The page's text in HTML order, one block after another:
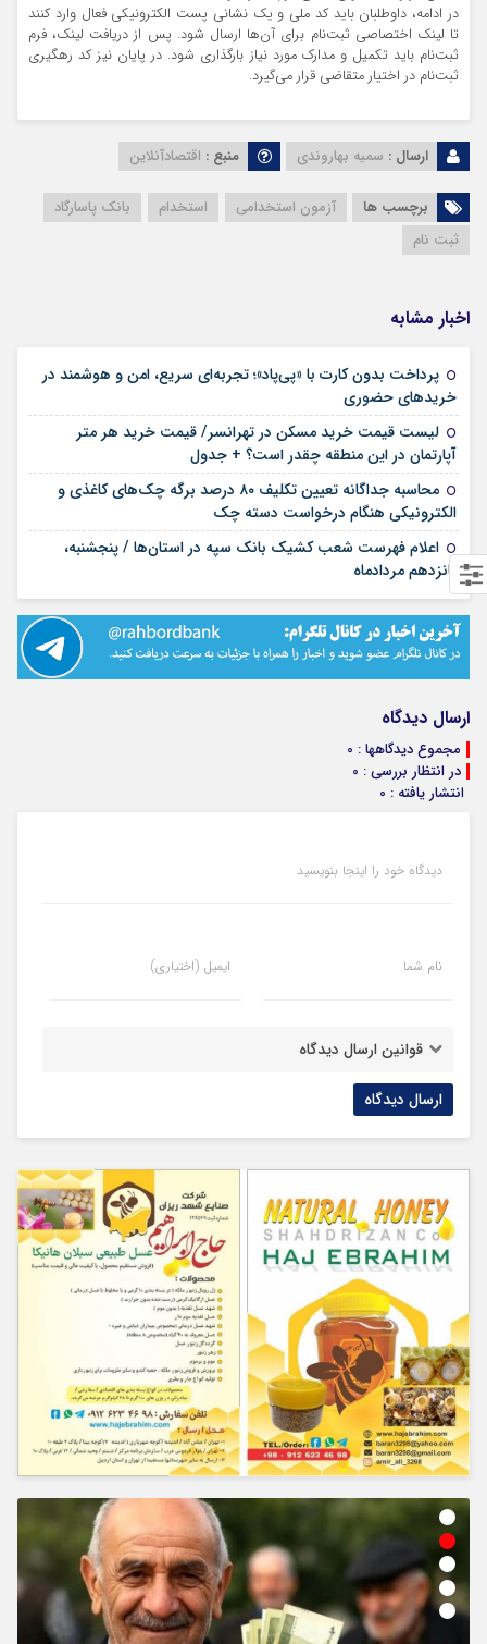
در ادامه، داوطلبان باید کد ملی و یک نشانی پست الکترونیکی فعال وارد کنند
تا لینک اختصاصی ثبت‌نام برای آن‌ها ارسال شود. پس از دریافت لینک، فرم
ثبت‌نام باید تکمیل و مدارک مورد نیاز بارگذاری شود. در پایان نیز کد رهگیری
ثبت‌نام در اختیار متقاضی قرار می‌گیرد.
ارسال : سمیه بهاروندی منبع : اقتصادآنلاین
برچسب ها آزمون استخدامی استخدام
بانک پاسارگاد
ثبت نام
اخبار مشابه
پرداخت بدون کارت با «پی‌پاد»؛ تجربه‌ای سریع، امن و هوشمند در
خریدهای حضوری
لیست قیمت خرید مسکن در تهرانسر/ قیمت خرید هر متر
آپارتمان در این منطقه چقدر است؟ + جدول
محاسبه جداگانه تعیین تکلیف ۸۰ درصد برگه چک‌های کاغذی و
الکترونیکی هنگام درخواست دسته چک
اعلام فهرست شعب کشیک بانک سپه در استان‌ها / پنجشنبه،
پانزدهم مردادماه
ارسال دیدگاه
مجموع دیدگاهها : 0
در انتظار بررسی : 0
انتشار یافته : 0
دیدگاه خود را اینجا بنویسید
نام شما ایمیل (اختیاری)
قوانین ارسال دیدگاه